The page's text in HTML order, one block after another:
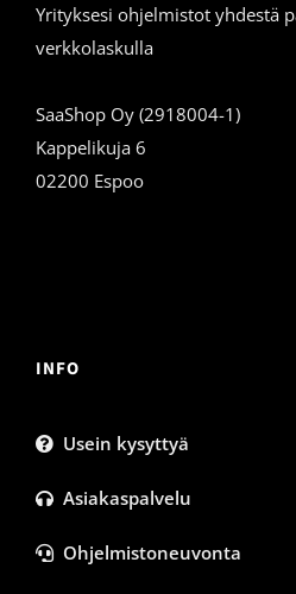
Yrityksesi ohjelmistot yhdestä
verkkolaskulla
SaaShop Oy (2918004-1)
Kappelikuja 6
02200 Espoo
INFO
Usein kysyttyä
Asiakaspalvelu
Ohjelmistoneuvonta